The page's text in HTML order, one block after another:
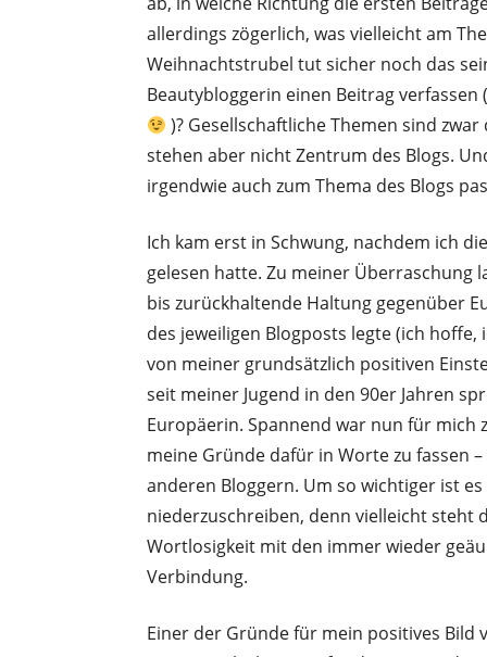
allerdings zögerlich, was vielleicht am
Weihnachtstrubel tut sicher noch das
Beautybloggerin einen Beitrag
)? Gesellschaftliche Themen sind
stehen aber nicht Zentrum des Blogs.
irgendwie auch zum Thema des Blogs
Ich kam erst in Schwung, nachdem ich
gelesen hatte. Zu meiner Überraschung
bis zurückhaltende Haltung gegenüber
des jeweiligen Blogposts legte (ich
von meiner grundsätzlich positiven
seit meiner Jugend in den 90er Jahren
Europäerin. Spannend war nun für mich
meine Gründe dafür in Worte zu fassen
anderen Bloggern. Um so wichtiger ist
niederzuschreiben, denn vielleicht
Wortlosigkeit mit den immer wieder
Verbindung.
Einer der Gründe für mein positives